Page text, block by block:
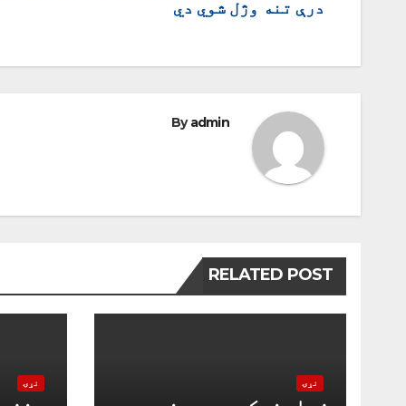
چليدنه
درې تنه وژل شوي دي
Byadmin
RELATED POST
نړۍ نړۍ